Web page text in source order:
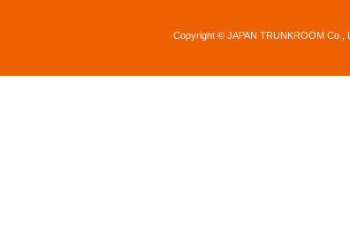
Copyright © JAPAN TRUNKROOM Co.,